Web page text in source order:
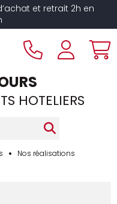
et retrait 2h en
HOTELIERS
Nos réalisations